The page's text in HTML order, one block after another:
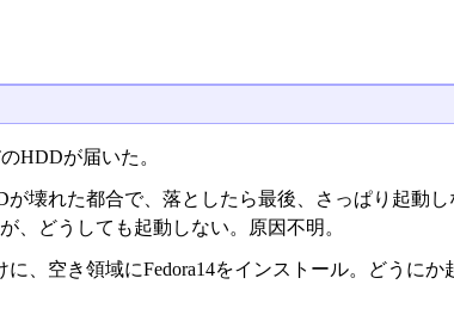
HDDが届いた。
壊れた都合で、落としたら最後、さっぱり起動
、どうしても起動しない。原因不明。
、空き領域にFedora14をインストール。どうに